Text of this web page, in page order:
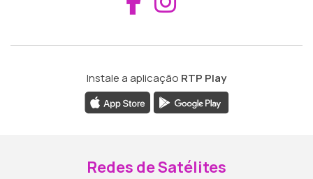
Instale a aplicação RTP Play
Redes de Satélites